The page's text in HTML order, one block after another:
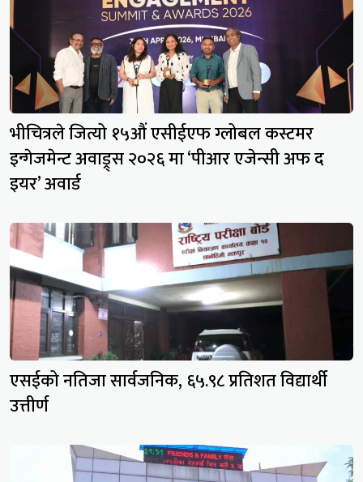
भीचित्रले जित्यो १५औं एसीईएफ ग्लोबल कस्टमर
इन्गेजमेन्ट अवाड्र्स २०२६ मा ‘पीआर एजेन्सी अफ द
इयर’ अवार्ड
एसईको नतिजा सार्वजनिक, ६५.९८ प्रतिशत विद्यार्थी
उत्तीर्ण